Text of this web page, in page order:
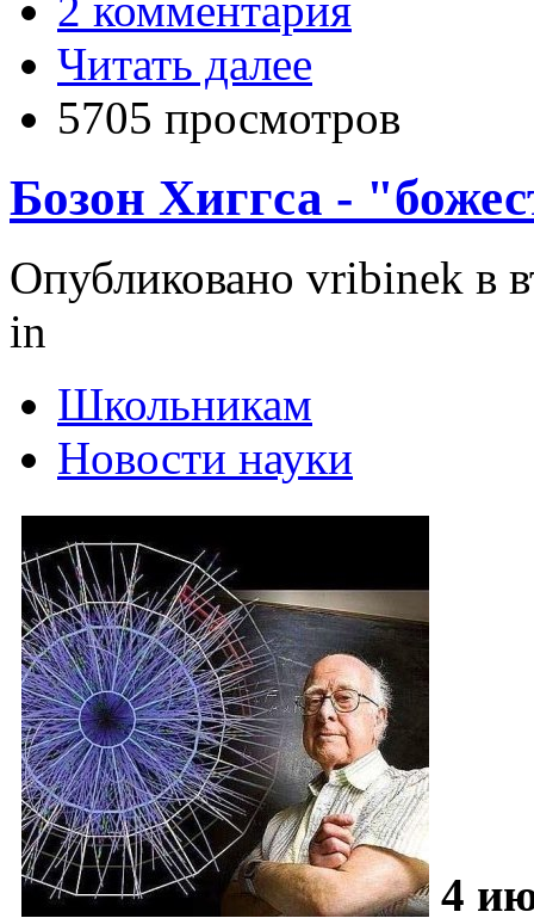
Читать далее
5705 просмотров
Бозон Хиггса -
Опубликовано vribinek в
in
Школьникам
Новости науки
4